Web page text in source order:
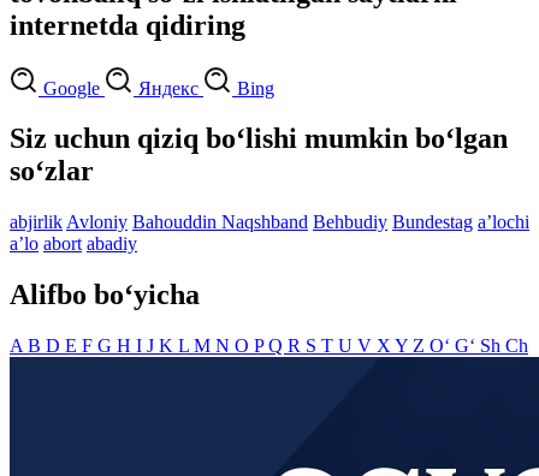
internetda qidiring
Google Яндекс Bing
Siz uchun qiziq bo‘lishi mumkin bo‘lgan
so‘zlar
abjirlik Avloniy Bahouddin Naqshband Behbudiy Bundestag aʼlochi
aʼlo abort abadiy
Alifbo bo‘yicha
A B D E F G H I J K L M N O PQ R S T U V X Y Z O‘ G‘ Sh Ch